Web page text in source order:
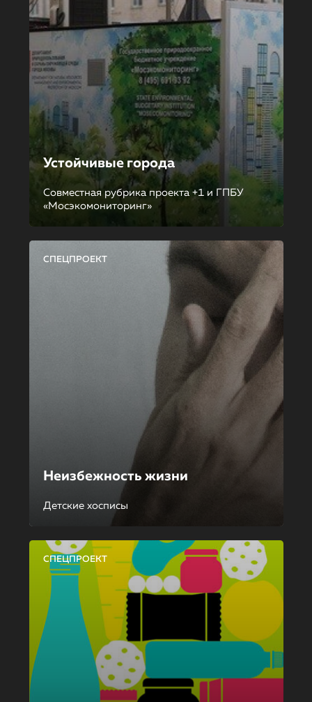
Устойчивые города
Совместная рубрика проекта +1 и ГПБУ
«Мосэкомониторинг»
СПЕЦПРОЕКТ
Неизбежность жизни
Детские хосписы
СПЕЦПРОЕКТ